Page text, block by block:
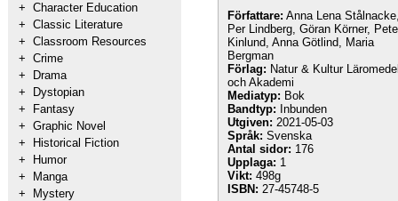
+ Character Education
+ Classic Literature
+ Classroom Resources
+ Crime
+
Drama
+
Dystopian
+
Fantasy
+ Graphic Novel
+
Historical Fiction
+
Humor
+
Manga
+
Mystery
Författare: Anna Lena
Per Lindberg, Göran Körner,
Kinlund, Anna Götlind, Maria
Bergman
Förlag: Natur & Kultur
och Akademi
Mediatyp: Bok
Bandtyp: Inbunden
Utgiven: 2021-05-03
Språk: Svenska
Antal sidor: 176
Upplaga: 1
Vikt: 498g
ISBN: 27-45748-5